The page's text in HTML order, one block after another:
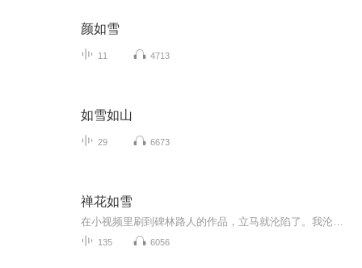
颜如雪
11 4713
如雪如山
29 6673
禅花如雪
135 6056